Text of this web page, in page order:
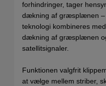
forhindringer, tager
dækning af græsplænen –
teknologi kombineres
dækning af græsplænen
satellitsignaler.
Funktionen valgfrit
at vælge mellem striber,